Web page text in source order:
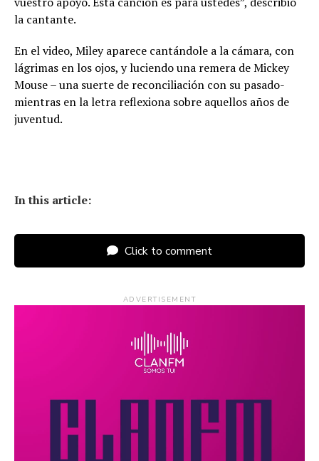
la cantante.
En el video, Miley aparece cantándole a la cámara, con
lágrimas en los ojos, y luciendo una remera de Mickey
Mouse – una suerte de reconciliación con su pasado-
mientras en la letra reflexiona sobre aquellos años de
juventud.
In this article:
Click to comment
ADVERTISEMENT